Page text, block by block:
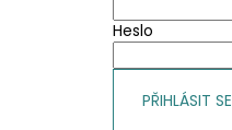
Heslo
PŘIHLÁSIT SE